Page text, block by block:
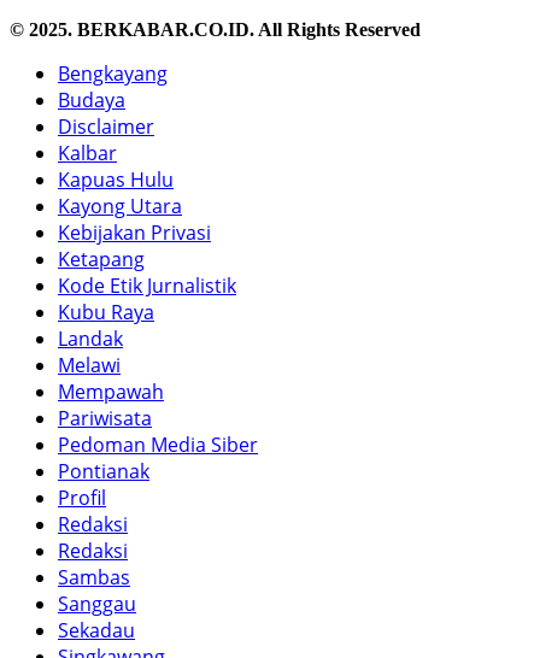
© 2025. BERKABAR.CO.ID. All Rights Reserved
Bengkayang
Budaya
Disclaimer
Kalbar
Kapuas Hulu
Kayong Utara
Kebijakan Privasi
Ketapang
Kode Etik Jurnalistik
Kubu Raya
Landak
Melawi
Mempawah
Pariwisata
Pedoman Media Siber
Pontianak
Profil
Redaksi
Redaksi
Sambas
Sanggau
Sekadau